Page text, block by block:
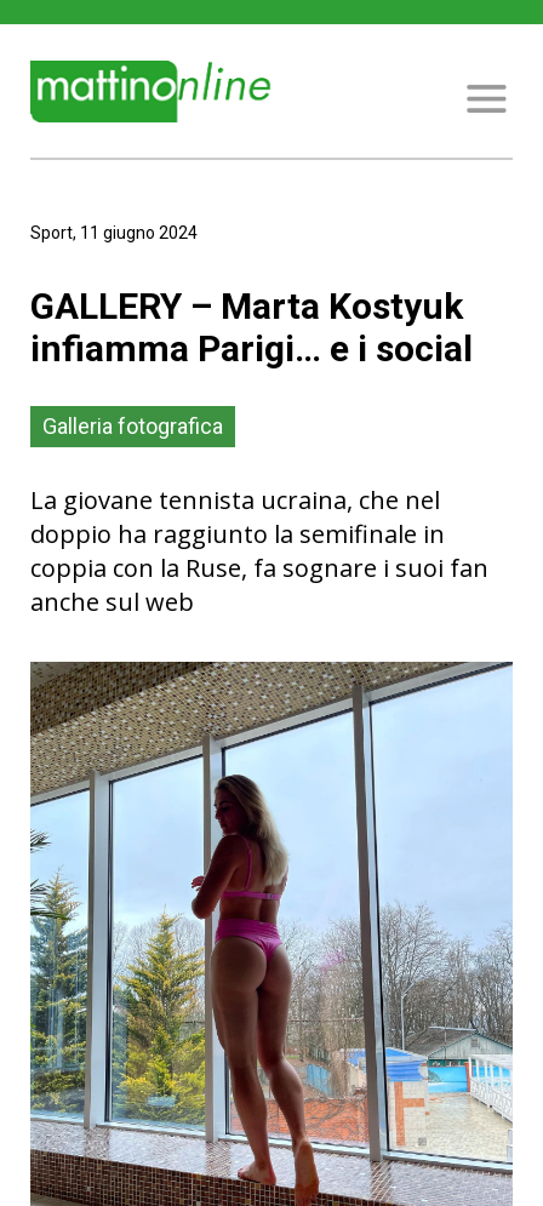
Sport, 11 giugno 2024
GALLERY – Marta Kostyuk
infiamma Parigi… e i social
Galleria fotografica
La giovane tennista ucraina, che nel
doppio ha raggiunto la semifinale in
coppia con la Ruse, fa sognare i suoi fan
anche sul web